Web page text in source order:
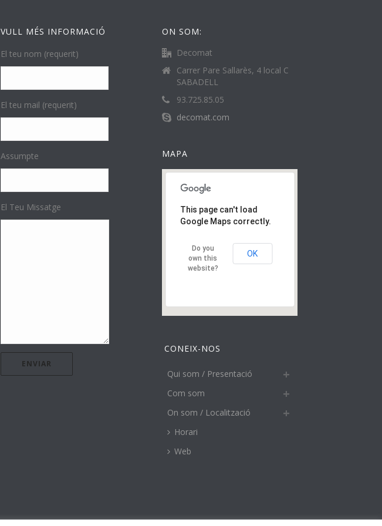
VULL MÉS INFORMACIÓ
El teu nom (requerit)
El teu mail (requerit)
Assumpte
El Teu Missatge
ON SOM:
Decomat
Carrer Pare Sallarès, 4 local C
SABADELL
93.725.85.05
decomat.com
MAPA
This page can't load
Google Maps correctly.
Do you
own this
website?
OK
CONEIX-NOS
Qui som / Presentació
Com som
On som / Localització
Horari
Web